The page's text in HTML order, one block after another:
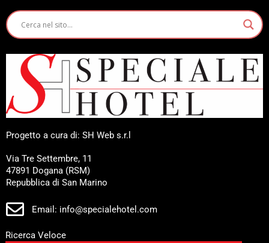
Progetto a cura di: SH Web s.r.l
Via Tre Settembre, 11
47891 Dogana (RSM)
Repubblica di San Marino
Email: info@specialehotel.com
Ricerca Veloce